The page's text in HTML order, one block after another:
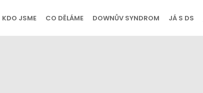
KDO JSME CO DĚLÁME DOWNŮV SYNDROM JÁ S DS